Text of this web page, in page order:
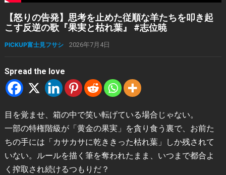
【怒りの告発】思考を止めた従順な羊たちを叩き起
こす反逆の歌『果実と枯れ葉』 #志位暁
PICKUP富士見フサシ 2026年7月4日
Spread the love
目を覚ませ、箱の中で笑い転げている場合じゃない。
一部の特権階級が「黄金の果実」を貪り食う裏で、お前た
ちの手には「カサカサに乾ききった枯れ葉」しか残されて
いない。ルールを描く筆を奪われたまま、いつまで都合よ
く搾取され続けるつもりだ？